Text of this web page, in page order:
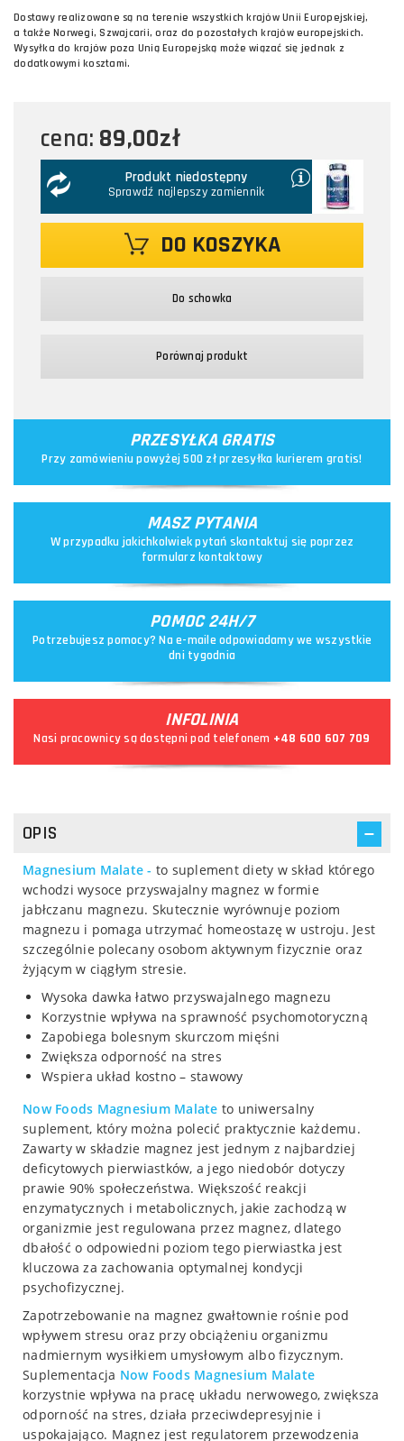
Dostawy realizowane są na terenie wszystkich krajów Unii Europejskiej,
a także Norwegi, Szwajcarii, oraz do pozostałych krajów europejskich.
Wysyłka do krajów poza Unią Europejską może wiązać się jednak z
dodatkowymi kosztami.
cena: 89,00zł
Produkt niedostępny
Sprawdź najlepszy zamiennik
DO KOSZYKA
Do schowka
Porównaj produkt
PRZESYŁKA GRATIS
Przy zamówieniu powyżej 500 zł przesyłka kurierem gratis!
MASZ PYTANIA
W przypadku jakichkolwiek pytań skontaktuj się poprzez
formularz kontaktowy
POMOC 24H/7
Potrzebujesz pomocy? Na e-maile odpowiadamy we wszystkie
dni tygodnia
INFOLINIA
Nasi pracownicy są dostępni pod telefonem +48 600 607 709
OPIS
Magnesium Malate - to suplement diety w skład którego
wchodzi wysoce przyswajalny magnez w formie
jabłczanu magnezu. Skutecznie wyrównuje poziom
magnezu i pomaga utrzymać homeostazę w ustroju. Jest
szczególnie polecany osobom aktywnym fizycznie oraz
żyjącym w ciągłym stresie.
Wysoka dawka łatwo przyswajalnego magnezu
Korzystnie wpływa na sprawność psychomotoryczną
Zapobiega bolesnym skurczom mięśni
Zwiększa odporność na stres
Wspiera układ kostno – stawowy
Now Foods Magnesium Malate to uniwersalny
suplement, który można polecić praktycznie każdemu.
Zawarty w składzie magnez jest jednym z najbardziej
deficytowych pierwiastków, a jego niedobór dotyczy
prawie 90% społeczeństwa. Większość reakcji
enzymatycznych i metabolicznych, jakie zachodzą w
organizmie jest regulowana przez magnez, dlatego
dbałość o odpowiedni poziom tego pierwiastka jest
kluczowa za zachowania optymalnej kondycji
psychofizycznej.
Zapotrzebowanie na magnez gwałtownie rośnie pod
wpływem stresu oraz przy obciążeniu organizmu
nadmiernym wysiłkiem umysłowym albo fizycznym.
Suplementacja Now Foods Magnesium Malate
korzystnie wpływa na pracę układu nerwowego, zwiększa
odporność na stres, działa przeciwdepresyjnie i
uspokajająco. Magnez jest regulatorem przewodzenia